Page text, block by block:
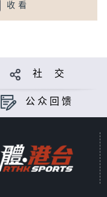
收看
社 交
公众回馈